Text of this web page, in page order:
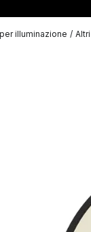
illuminazione /